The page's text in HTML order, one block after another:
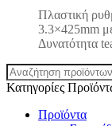
Πλαστική
3.3×425mm
Δυνατότητα
Κατηγορίες
Προϊόντα